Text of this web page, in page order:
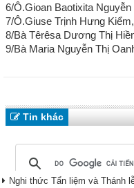
6/Ô.Gioan Baotixita
7/Ô.Giuse Trịnh Hưng
8/Bà Têrêsa Dương Thị
9/Bà Maria Nguyễn Thị
Tin khác
Nghi thức Tẩn liệm và Thánh